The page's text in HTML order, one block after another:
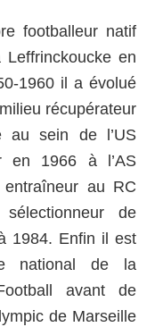
footballeur natif
en
1960 il a évolué
récupérateur
au sein de l’US
en 1966 à l’AS
au RC
de
1984. Enfin il est
national de la
avant de
de Marseille